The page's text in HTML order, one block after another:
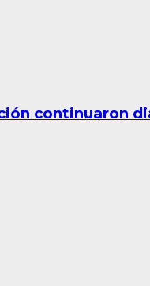
continuaron